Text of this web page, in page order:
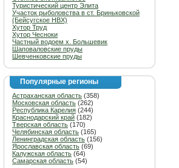
Туристический центр Элита
Участок рыболовства в ст. Бриньковской
(Бейсугское НВХ)
Хутор Труд
Хутор Чесноки
Частный водоем х. Большевик
Шаповаловские пруды
Шевченковские пруды
Популярные регионы
Астраханская область (358)
Московская область (262)
Республика Карелия (244)
Краснодарский край (182)
Тверская область (170)
Челябинская область (165)
Ленинградская область (156)
Ярославская область (69)
Калужская область (64)
Самарская область (54)